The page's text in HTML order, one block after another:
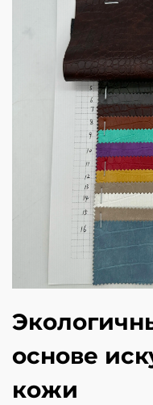
основе
кожи